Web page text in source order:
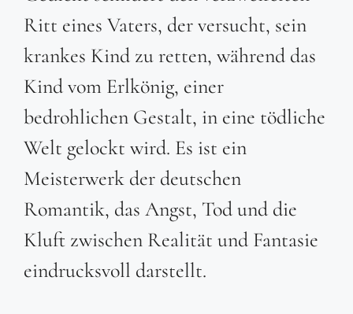
Ritt eines Vaters, der versucht, sein
krankes Kind zu retten, während das
Kind vom Erlkönig, einer
bedrohlichen Gestalt, in eine tödliche
Welt gelockt wird. Es ist ein
Meisterwerk der deutschen
Romantik, das Angst, Tod und die
Kluft zwischen Realität und Fantasie
eindrucksvoll darstellt.